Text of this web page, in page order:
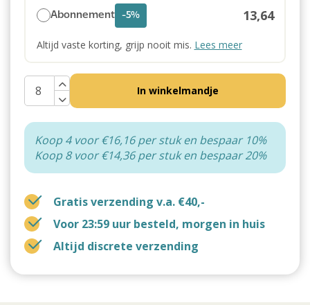
Abonnement -5% 13,64
Altijd vaste korting, grijp nooit mis. Lees meer
In winkelmandje
Koop 4 voor €16,16 per stuk en bespaar 10%
Koop 8 voor €14,36 per stuk en bespaar 20%
Gratis verzending v.a. €40,-
Voor 23:59 uur besteld, morgen in huis
Altijd discrete verzending